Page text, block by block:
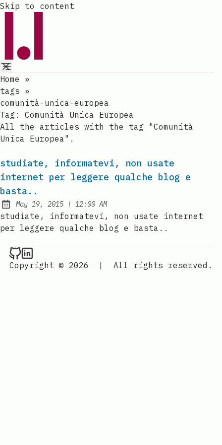
Skip to content
Home
»
tags »
comunità-unica-europea
Tag: Comunità Unica Europea
All the articles with the tag "Comunità
Unica Europea".
studiate, informatevi, non usate
internet per leggere qualche blog e
basta..
Published:
May 19, 2015 | at
12:00 AM
studiate, informatevi, non usate internet
per leggere qualche blog e basta..
Raval.li on Github
Raval.li on LinkedIn
Copyright © 2026
| All rights reserved.